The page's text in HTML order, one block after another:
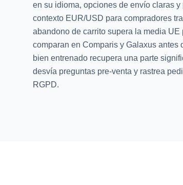
en su idioma, opciones de envío claras
contexto EUR/USD para compradores
abandono de carrito supera la media UE
comparan en Comparis y Galaxus antes
bien entrenado recupera una parte
desvía preguntas pre-venta y rastrea
RGPD.